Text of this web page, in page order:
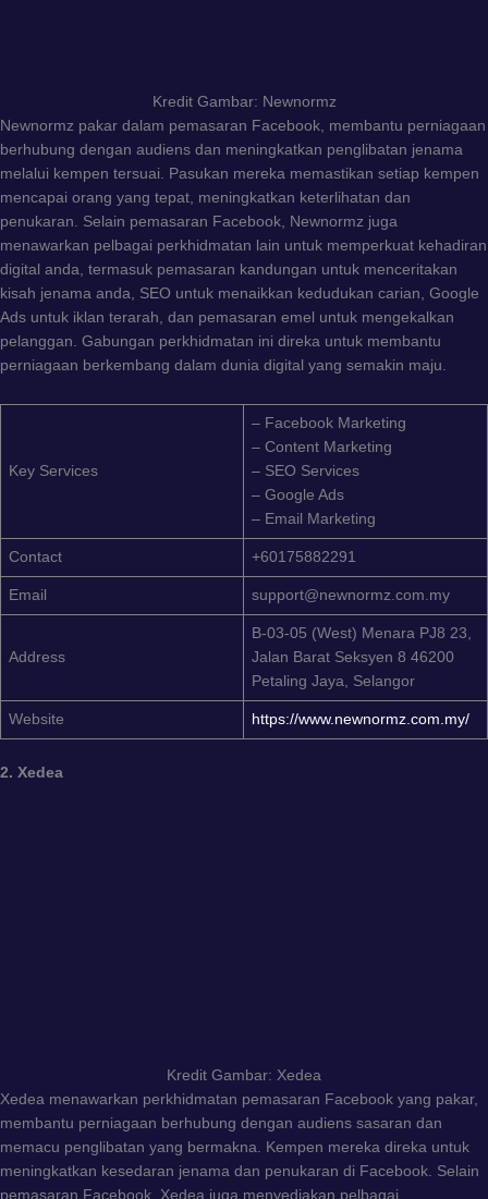
Kredit Gambar: Newnormz
Newnormz pakar dalam pemasaran Facebook, membantu perniagaan
berhubung dengan audiens dan meningkatkan penglibatan jenama
melalui kempen tersuai. Pasukan mereka memastikan setiap kempen
mencapai orang yang tepat, meningkatkan keterlihatan dan
penukaran. Selain pemasaran Facebook, Newnormz juga
menawarkan pelbagai perkhidmatan lain untuk memperkuat kehadiran
digital anda, termasuk pemasaran kandungan untuk menceritakan
kisah jenama anda, SEO untuk menaikkan kedudukan carian, Google
Ads untuk iklan terarah, dan pemasaran emel untuk mengekalkan
pelanggan. Gabungan perkhidmatan ini direka untuk membantu
perniagaan berkembang dalam dunia digital yang semakin maju.
Key Services
– Facebook Marketing
– Content Marketing
– SEO Services
– Google Ads
– Email Marketing
Contact +60175882291
Email support@newnormz.com.my
Address
B-03-05 (West) Menara PJ8 23,
Jalan Barat Seksyen 8 46200
Petaling Jaya, Selangor
Website https://www.newnormz.com.my/
2. Xedea
Kredit Gambar: Xedea
Xedea menawarkan perkhidmatan pemasaran Facebook yang pakar,
membantu perniagaan berhubung dengan audiens sasaran dan
memacu penglibatan yang bermakna. Kempen mereka direka untuk
meningkatkan kesedaran jenama dan penukaran di Facebook. Selain
pemasaran Facebook, Xedea juga menyediakan pelbagai